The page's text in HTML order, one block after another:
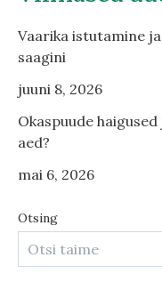
Vaarika istutamine
saagini
juuni 8, 2026
Okaspuude
aed?
mai 6, 2026
Otsing